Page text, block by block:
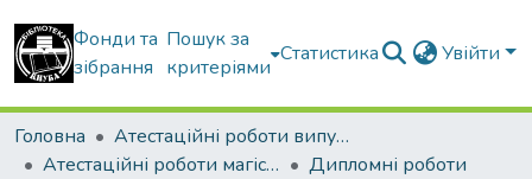
Фонди та
зібрання
Пошук за
критеріями
Статистика Увійти
Головна
Атестаційні роботи випускників
Атестаційні роботи магістрів
Дипломні роботи